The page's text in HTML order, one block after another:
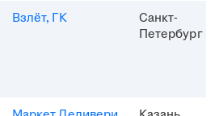
Взлёт, ГК
Санкт-
Петербург